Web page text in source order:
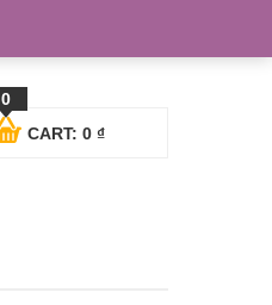
0
CART: 0 ₫